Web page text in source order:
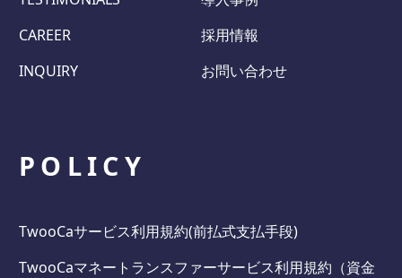
CAREER
採用情報
INQUIRY
お問い合わせ
POLICY
TwooCaサービス利用規約(前払式支払手段)
TwooCaマネートランスファーサービス利用規約（資金